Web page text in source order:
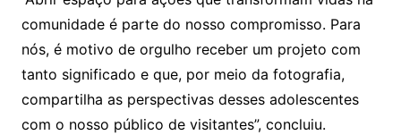
comunidade é parte do nosso compromisso. Para
nós, é motivo de orgulho receber um projeto com
tanto significado e que, por meio da fotografia,
compartilha as perspectivas desses adolescentes
com o nosso público de visitantes”, concluiu.